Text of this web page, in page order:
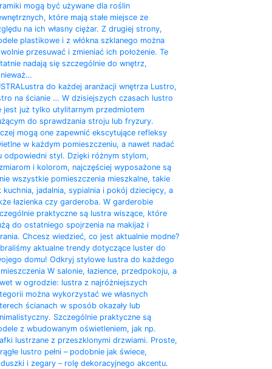
mogą być używane dla roślin
które mają stałe miejsce ze
na ich własny ciężar. Z drugiej strony,
plastikowe i z włókna szklanego można
przesuwać i zmieniać ich położenie. Te
nadają się szczególnie do wnętrz,
Lustra do każdej aranżacji wnętrza Lustro,
na ścianie … W dzisiejszych czasach lustro
jest już tylko utylitarnym przedmiotem
do sprawdzania stroju lub fryzury.
mogą one zapewnić ekscytujące refleksy
w każdym pomieszczeniu, a nawet nadać
odpowiedni styl. Dzięki różnym stylom,
i kolorom, najczęściej wyposażone są
wszystkie pomieszczenia mieszkalne, takie
kuchnia, jadalnia, sypialnia i pokój dziecięcy, a
łazienka czy garderoba. W garderobie
praktyczne są lustra wiszące, które
do ostatniego spojrzenia na makijaż i
Chcesz wiedzieć, co jest aktualnie modne?
aktualne trendy dotyczące luster do
domu! Odkryj stylowe lustra do każdego
W salonie, łazience, przedpokoju, a
w ogrodzie: lustra z najróżniejszych
można wykorzystać we własnych
ścianach w sposób okazały lub
Szczególnie praktyczne są
z wbudowanym oświetleniem, jak np.
lustrzane z przeszklonymi drzwiami. Proste,
lustro pełni – podobnie jak świece,
i zegary – rolę dekoracyjnego akcentu.